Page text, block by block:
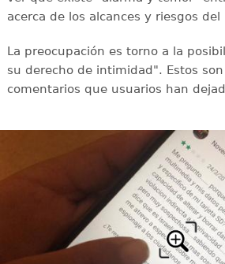
acerca de los alcances y riesgos
La preocupación es torno a la
su derecho de intimidad". Estos
comentarios que usuarios han